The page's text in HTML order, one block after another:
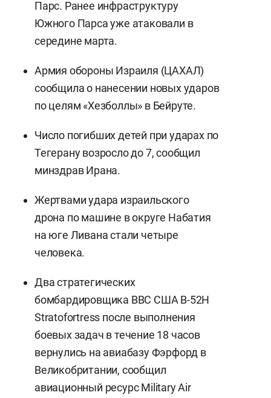
Парс. Ранее инфраструктуру
Южного Парса уже атаковали в
середине марта.
Армия обороны Израиля (ЦАХАЛ)
сообщила о нанесении новых ударов
по целям «Хезболлы» в Бейруте.
Число погибших детей при ударах по
Тегерану возросло до 7, сообщил
минздрав Ирана.
Жертвами удара израильского
дрона по машине в округе Набатия
на юге Ливана стали четыре
человека.
Два стратегических
бомбардировщика ВВС США B-52H
Stratofortress после выполнения
боевых задач в течение 18 часов
вернулись на авиабазу Фэрфорд в
Великобритании, сообщил
авиационный ресурс Military Air